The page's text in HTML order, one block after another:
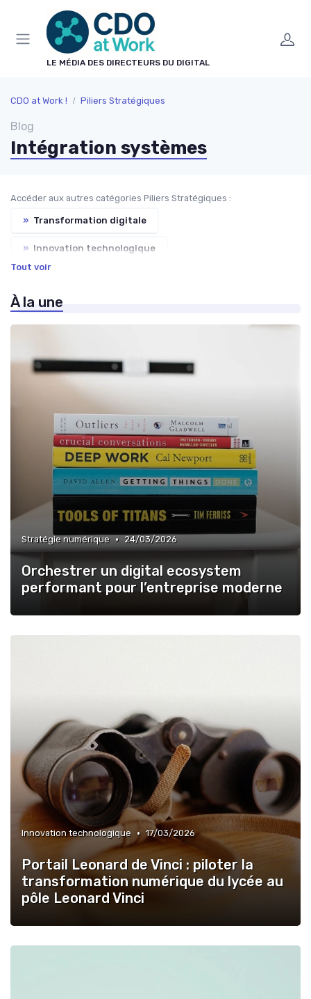
LE MÉDIA DES DIRECTEURS DU DIGITAL
CDO at Work ! Piliers Stratégiques
Blog
Intégration systèmes
Accéder aux autres catégories Piliers Stratégiques :
» Transformation digitale
» Innovation technologique
» Analyse données
» ROI digital » Impact RSE et digital
Tout voir
À la une
Stratégie numérique • 24/03/2026
Orchestrer un digital ecosystem
performant pour l’entreprise moderne
Innovation technologique • 17/03/2026
Portail Leonard de Vinci : piloter la
transformation numérique du lycée au
pôle Leonard Vinci
Panneau de gestion des cookies